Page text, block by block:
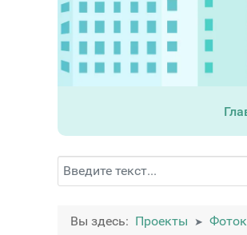
Поиск
Вы здесь: Проекты